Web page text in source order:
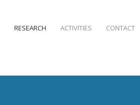
RESEARCH ACTIVITIES CONTACT